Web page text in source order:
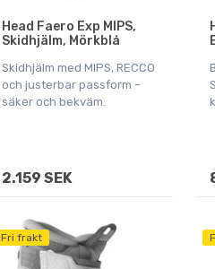
Head Faero Exp MIPS,
Skidhjälm, Mörkblå
Skidhjälm med MIPS, RECCO
och justerbar passform –
säker och bekväm.
2.159 SEK
Fri frakt